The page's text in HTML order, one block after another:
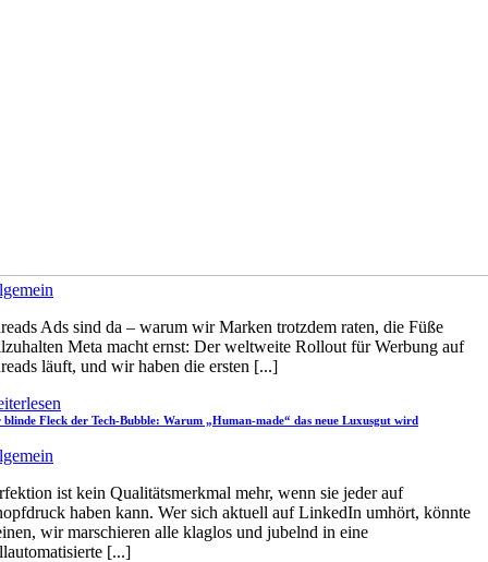
Ads sind da – warum wir Marken trotzdem raten, die Füße
Meta macht ernst: Der weltweite Rollout für Werbung auf
läuft, und wir haben die ersten [...]
blinde Fleck der Tech-Bubble: Warum „Human-made“ das neue Luxusgut wird
ist kein Qualitätsmerkmal mehr, wenn sie jeder auf
haben kann. Wer sich aktuell auf LinkedIn umhört, könnte
wir marschieren alle klaglos und jubelnd in eine
[...]